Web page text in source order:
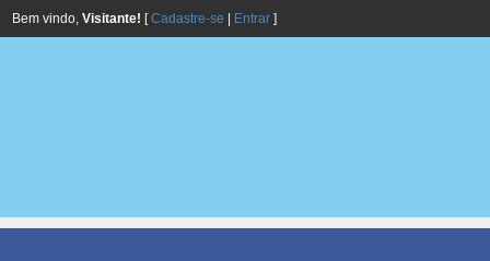
Bem vindo, Visitante! [Cadastre-se Entrar ]